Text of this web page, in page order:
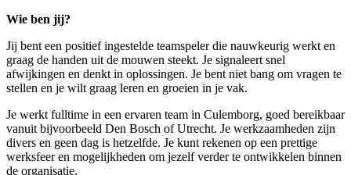
Wie ben jij?
Jij bent een positief ingestelde teamspeler die nauwkeurig werkt en
graag de handen uit de mouwen steekt. Je signaleert snel
afwijkingen en denkt in oplossingen. Je bent niet bang om vragen te
stellen en je wilt graag leren en groeien in je vak.
Je werkt fulltime in een ervaren team in Culemborg, goed bereikbaar
vanuit bijvoorbeeld Den Bosch of Utrecht. Je werkzaamheden zijn
divers en geen dag is hetzelfde. Je kunt rekenen op een prettige
werksfeer en mogelijkheden om jezelf verder te ontwikkelen binnen
de organisatie.